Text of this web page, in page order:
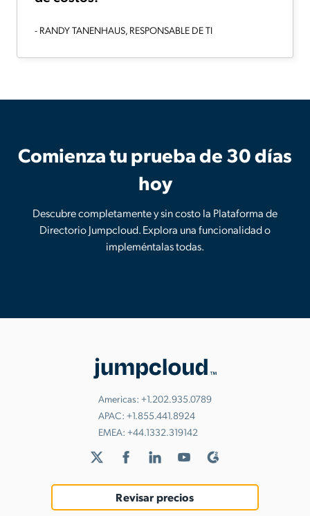
- RANDY TANENHAUS, RESPONSABLE DE TI
Comienza tu prueba de 30 días
hoy
Descubre completamente y sin costo la Plataforma de
Directorio Jumpcloud. Explora una funcionalidad o
impleméntalas todas.
Americas: +1.202.935.0789
APAC: +1.855.441.8924
EMEA: +44.1332.319142
Revisar precios